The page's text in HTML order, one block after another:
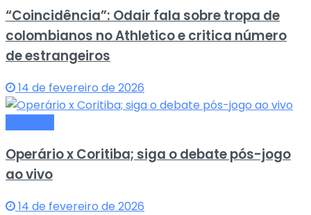
“Coincidência”: Odair fala sobre tropa de
colombianos no Athletico e critica número
de estrangeiros
14 de fevereiro de 2026
Operário x Coritiba; siga o debate pós-jogo
ao vivo
14 de fevereiro de 2026